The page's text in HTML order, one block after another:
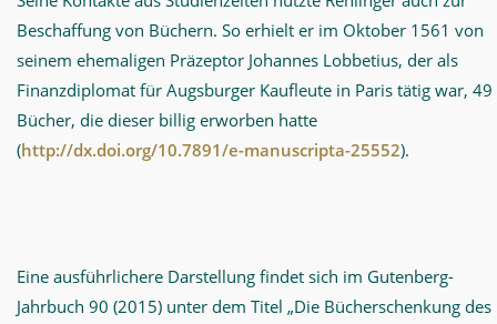
Beschaffung von Büchern. So erhielt er im Oktober 1561 von
seinem ehemaligen Präzeptor Johannes Lobbetius, der als
Finanzdiplomat für Augsburger Kaufleute in Paris tätig war, 49
Bücher, die dieser billig erworben hatte
(http://dx.doi.org/10.7891/e-manuscripta-25552).
Eine ausführlichere Darstellung findet sich im Gutenberg-
Jahrbuch 90 (2015) unter dem Titel „Die Bücherschenkung des